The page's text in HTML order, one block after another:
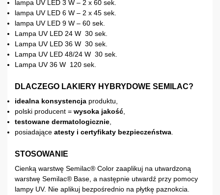
lampa UV LED 3 W – 2 x 60 sek.
lampa UV LED 6 W – 2 x 45 sek.
lampa UV LED 9 W – 60 sek.
Lampa UV LED 24 W 30 sek.
Lampa UV LED 36 W 30 sek.
Lampa UV LED 48/24 W 30 sek.
Lampa UV 36 W 120 sek.
DLACZEGO LAKIERY HYBRYDOWE SEMILAC?
idealna konsystencja produktu,
polski producent = wysoka jakość
testowane dermatologicznie
posiadające atesty i certyfikaty bezpieczeństwa
STOSOWANIE
Cienką warstwę Semilac® Color zaaplikuj na utwardzoną
warstwę Semilac® Base, a następnie utwardź przy pomocy
lampy UV. Nie aplikuj bezpośrednio na płytkę paznokcia.